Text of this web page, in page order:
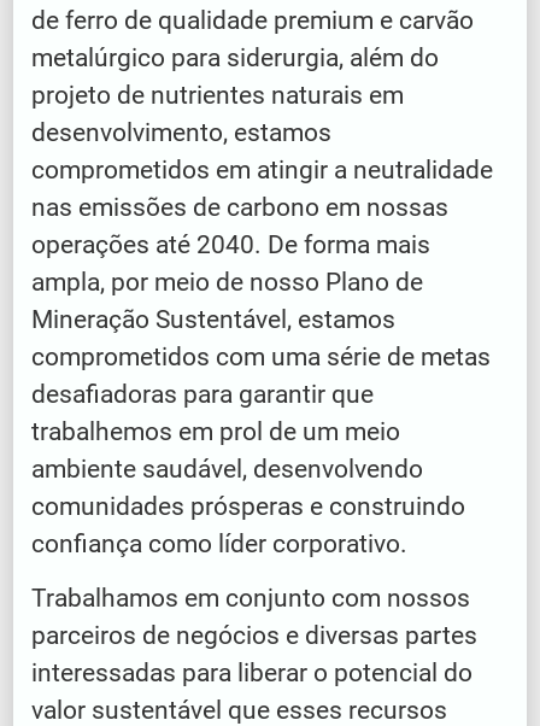
de ferro de qualidade premium e carvão
metalúrgico para siderurgia, além do
projeto de nutrientes naturais em
desenvolvimento, estamos
comprometidos em atingir a neutralidade
nas emissões de carbono em nossas
operações até 2040. De forma mais
ampla, por meio de nosso Plano de
Mineração Sustentável, estamos
comprometidos com uma série de metas
desafiadoras para garantir que
trabalhemos em prol de um meio
ambiente saudável, desenvolvendo
comunidades prósperas e construindo
confiança como líder corporativo.
Trabalhamos em conjunto com nossos
parceiros de negócios e diversas partes
interessadas para liberar o potencial do
valor sustentável que esses recursos